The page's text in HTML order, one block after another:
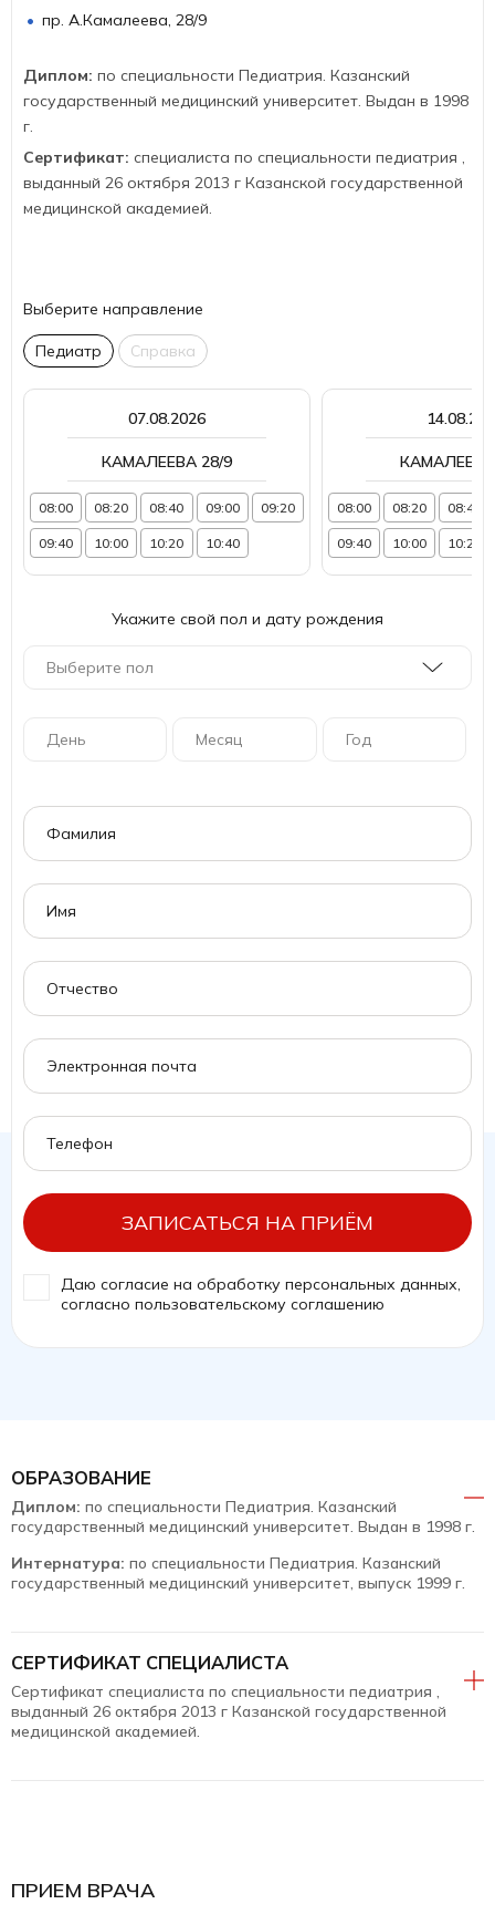
пр. А.Камалеева, 28/9
Диплом: по специальности Педиатрия. Казанский
государственный медицинский университет. Выдан в 1998
г.
Сертификат: специалиста по специальности педиатрия ,
выданный 26 октября 2013 г Казанской государственной
медицинской академией.
Выберите направление
Педиатр Справка
07.08.2026
КАМАЛЕЕВА 28/9
08:00 08:20 08:40 09:00 09:20
09:40 10:00 10:20 10:40
КАМАЛЕЕВА
08:00 08:20 08:40
09:40 10:00 10:20
Укажите свой пол и дату рождения
Выберите пол
День Месяц Год
ЗАПИСАТЬСЯ НА ПРИЁМ
Даю согласие на обработку персональных данных,
согласно пользовательскому соглашению
ОБРАЗОВАНИЕ
Диплом: по специальности Педиатрия. Казанский
государственный медицинский университет. Выдан в 1998 г.
Интернатура: по специальности Педиатрия. Казанский
государственный медицинский университет, выпуск 1999 г.
СЕРТИФИКАТ СПЕЦИАЛИСТА
Сертификат специалиста по специальности педиатрия ,
выданный 26 октября 2013 г Казанской государственной
медицинской академией.
ПРИЕМ ВРАЧА